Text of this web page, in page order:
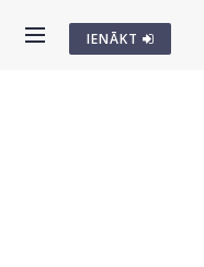
IENĀKT